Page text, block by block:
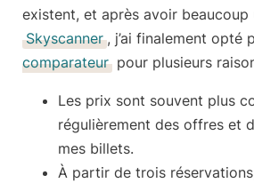
existent, et après avoir beaucoup
Skyscanner , j’ai finalement opté
comparateur pour plusieurs
Les prix sont souvent plus
régulièrement des offres et
mes billets.
À partir de trois